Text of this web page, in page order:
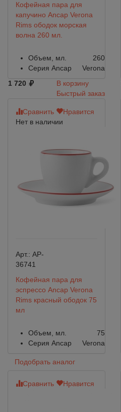
Кофейная пара для
капучино Ancap Verona
Rims ободок морская
волна 260 мл.
Объем, мл.
260
Серия Ancap
Verona
1 720
В корзину
Быстрый заказ
Сравнить
Нравится
Нет в наличии
Арт.: AP-
36741
Кофейная пара для
эспрессо Ancap Verona
Rims красный ободок 75
мл
Объем, мл.
75
Серия Ancap
Verona
Подобрать аналог
Сравнить Нравится